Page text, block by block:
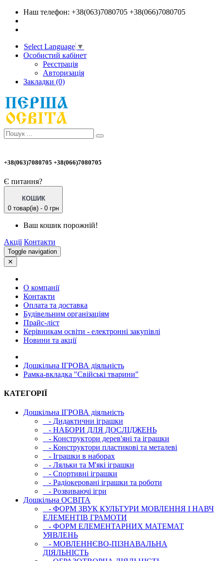
Наш телефон: +38(063)7080705 +38(066)7080705
Select Language ▼
Особистий кабінет
Реєстрація
Авторизація
Закладки (0)
+38(063)7080705 +38(066)7080705
Є питання?
КОШИК
0 товар(ів) - 0 грн
Ваш кошик порожній!
Акції Контакти
Toggle navigation
✕
О компанії
Контакти
Оплата та доставка
Будівельним організаціям
Прайс-ліст
Керівникам освіти - електронні закупівлі
Новини та акції
Дошкільна ІГРОВА діяльність
Рамка-вкладка "Свійські тварини"
КАТЕГОРІЇ
Дошкільна ІГРОВА діяльність
- Дидактични іграшки
- НАБОРИ ДЛЯ ДОСЛІДЖЕНЬ
- Конструктори дерев'яні та іграшки
- Конструктори пластикові та металеві
- Іграшки в наборах
- Ляльки та М'які іграшки
- Спортивні іграшки
- Радіокеровані іграшки та роботи
- Розвиваючі ігри
Дошкільна ОСВIТА
- ФОРМ ЗВУК КУЛЬТУРИ МОВЛЕННЯ І НАВЧ
ЕЛЕМЕНТІВ ГРАМОТИ
- ФОРМ ЕЛЕМЕНТАРНИХ МАТЕМАТ
УЯВЛЕНЬ
- МОВЛЕННЄВО-ПІЗНАВАЛЬНА
ДІЯЛЬНІСТЬ